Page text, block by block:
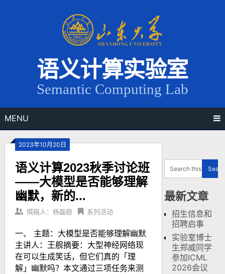
语义计算实验室
Semantic Computing Lab
MENU
2023年10月20日
语义计算2023秋季讨论班
——大模型是否能够理解
幽默，新的...
撰稿人：杨磊稳 系列活动
一、 主题：大模型是否能够理解幽默
主讲人：王舰摘要：大型神经网络现
在可以生成笑话，但它们真的「理
解」幽默吗？本文通过三项任务来测
最新文章
招生信息和
招聘启事
实验室博士
生郑威同学
参加ICML
2026会议